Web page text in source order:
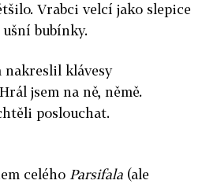
Vrabci velcí jako slepice
bubínky.
nakreslil klávesy
jsem na ně, němě.
poslouchat.
celého Parsifala (ale